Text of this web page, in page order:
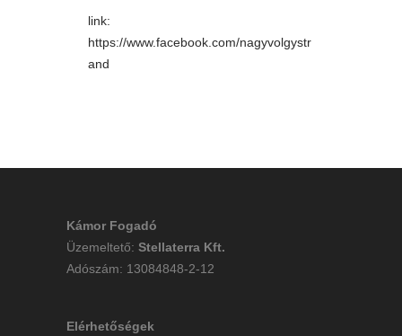
link:
https://www.facebook.com/nagyvolgystr
and
Kámor Fogadó
Üzemeltető: Stellaterra Kft.
Adószám: 13084848-2-12
Elérhetőségek